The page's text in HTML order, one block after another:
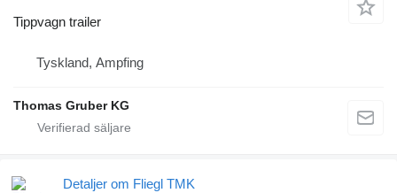
Tippvagn trailer
Tyskland, Ampfing
Thomas Gruber KG
Detaljer om Fliegl TMK